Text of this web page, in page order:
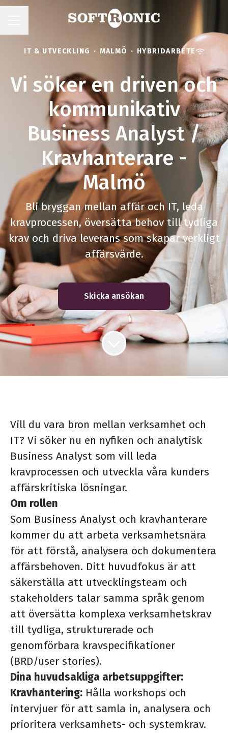
IT & UTVECKLING · MALMÖ · HYBRIDARBETE
Vi söker en driven och
kommunikativ
Business Analyst /
Kravhanterare -
Malmö
Bli bryggan mellan affär och IT, leda
kravprocessen, översätta behov till tydliga
krav och driva leverans som skapar verkligt
affärsvärde.
Skicka ansökan
Vill du vara bron mellan verksamhet och
IT? Vi söker nu en nyfiken och analytisk
Business Analyst som vill leda
kravprocessen och utveckla våra kunders
affärskritiska lösningar.
Om rollen
Som Business Analyst och kravhanterare
kommer du att arbeta verksamhetsnära
för att förstå, analysera och dokumentera
affärsbehoven. Ditt huvudfokus är att
säkerställa att utvecklingsteam och
stakeholders talar samma språk genom
att översätta komplexa verksamhetskrav
till tydliga, strukturerade och
genomförbara kravspecifikationer
(BRD/user stories).
Dina huvudsakliga arbetsuppgifter:
Kravhantering: Hålla workshops och
intervjuer för att samla in, analysera och
prioritera verksamhets- och systemkrav.